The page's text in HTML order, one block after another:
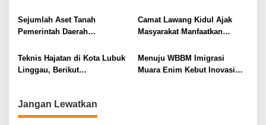
Sejumlah Aset Tanah
Pemerintah Daerah
Diduga Tidak Memiliki
Sertifikat
Camat Lawang Kidul Ajak
Masyarakat Manfaatkan
Sayur Mandiri
Teknis Hajatan di Kota Lubuk
Linggau, Berikut
Menuju WBBM Imigrasi
Muara Enim Kebut Inovasi
Jangan Lewatkan